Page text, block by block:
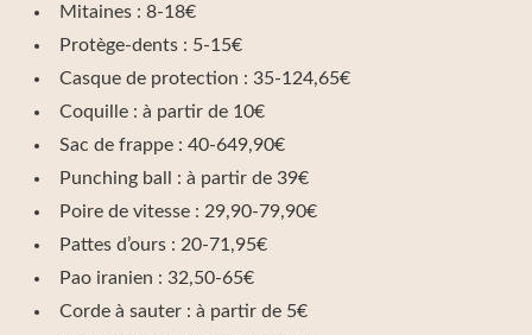
Mitaines : 8-18€
Protège-dents : 5-15€
Casque de protection : 35-124,65€
Coquille : à partir de 10€
Sac de frappe : 40-649,90€
Punching ball : à partir de 39€
Poire de vitesse : 29,90-79,90€
Pattes d’ours : 20-71,95€
Pao iranien : 32,50-65€
Corde à sauter : à partir de 5€